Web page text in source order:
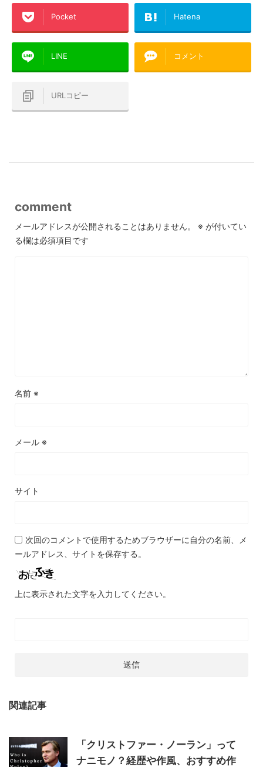
Pocket Hatena
LINE コメント
URLコピー
comment
メールアドレスが公開されることはありません。 ※ が付いてい
る欄は必須項目です
名前 ※
メール ※
サイト
次回のコメントで使用するためブラウザーに自分の名前、メ
ールアドレス、サイトを保存する。
上に表示された文字を入力してください。
関連記事
「クリストファー・ノーラン」って
ナニモノ？経歴や作風、おすすめ作